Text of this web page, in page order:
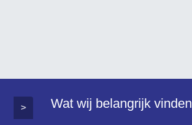
> Wat wij belangrijk vinden